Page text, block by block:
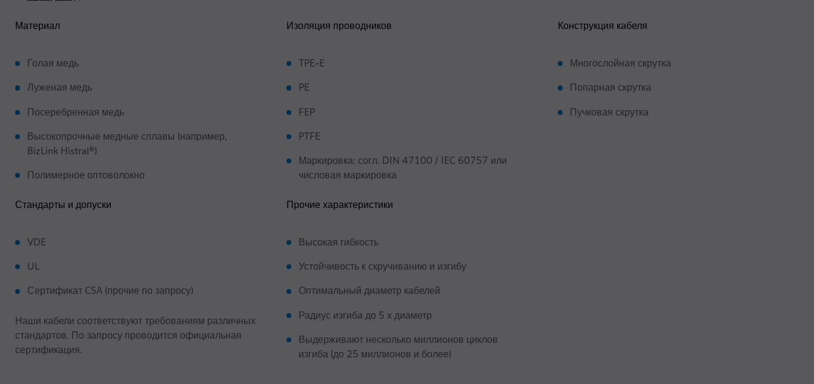
Материал
Голая медь
Луженая медь
Посеребренная медь
Высокопрочные медные сплавы (например,
BizLink Histral®)
Полимерное оптоволокно
Изоляция проводников
TPE-E
PE
FEP
PTFE
Маркировка: согл. DIN 47100 / IEC 60757 или
числовая маркировка
Конструкция кабеля
Многослойная скрутка
Попарная скрутка
Пучковая скрутка
Стандарты и допуски
VDE
UL
Сертификат CSA (прочие по запросу)
Наши кабели соответствуют требованиям различных
стандартов. По запросу проводится официальная
сертификация.
Прочие характеристики
Высокая гибкость
Устойчивость к скручиванию и изгибу
Оптимальный диаметр кабелей
Радиус изгиба до 5 х диаметр
Выдерживают несколько миллионов циклов
изгиба (до 25 миллионов и более)